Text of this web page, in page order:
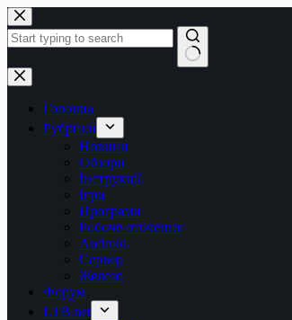
Перейти
до
вмісту
Немає
результатів
Головна
Рубрики
Новини
Обзори
Інструкції
Ігри
Програми
Робоче оточення
Android
Сервер
Железо
Форум
LTB.net